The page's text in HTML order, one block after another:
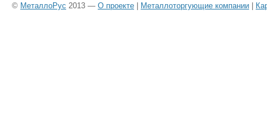
© МеталлоРус 2013 — О проекте | Металлоторгующие компании |